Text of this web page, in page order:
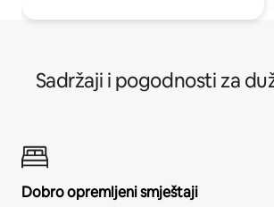
Sadržaji i pogodnosti za
Dobro opremljeni smještaji